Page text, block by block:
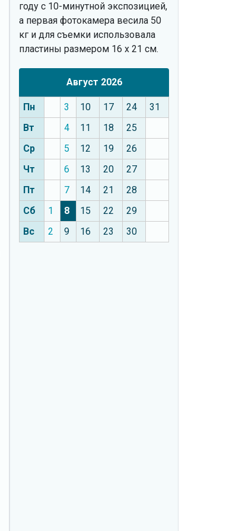
году с 10-минутной экспозицией,
а первая фотокамера весила 50
кг и для съемки использовала
пластины размером 16 х 21 см.
Август 2026
Пн 3 10 17 24
31
Вт
4 11 18
25
Ср
5 12 19
26
Чт
6 13 20
27
Пт
7 14 21
28
Сб
1 8 15 22
29
Вс
2 9 16 23 30